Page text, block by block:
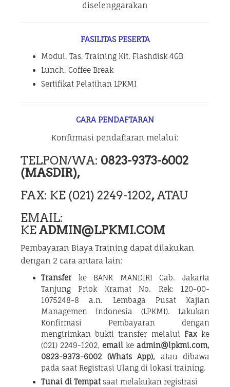
diselenggarakan
FASILITAS PESERTA
Modul, Tas, Training Kit, Flashdisk 4GB
Lunch, Coffee Break
Sertifikat Pelatihan LPKMI
CARA PENDAFTARAN
Konfirmasi pendaftaran melalui:
TELPON/WA: 0823-9373-6002
(MASDIR),
FAX: KE (021) 2249-1202,ATAU
EMAIL:
KEADMIN@LPKMI.COM
Pembayaran Biaya Training dapat dilakukan
dengan 2 cara antara lain:
Transferke BANK MANDIRI Cab. Jakarta
Tanjung Priok Kramat No. Rek: 120-00-
1075248-8 a.n. Lembaga Pusat Kajian
Managemen Indonesia (LPKMI). Lakukan
Konfirmasi Pembayaran dengan
mengirimkan bukti transfer melalui Faxke
(021) 2249-1202, email ke admin@lpkmi.com,
0823-9373-6002 (Whats App), atau dibawa
pada saat Registrasi Ulang di lokasi training.
Tunai di Tempat saat melakukan registrasi